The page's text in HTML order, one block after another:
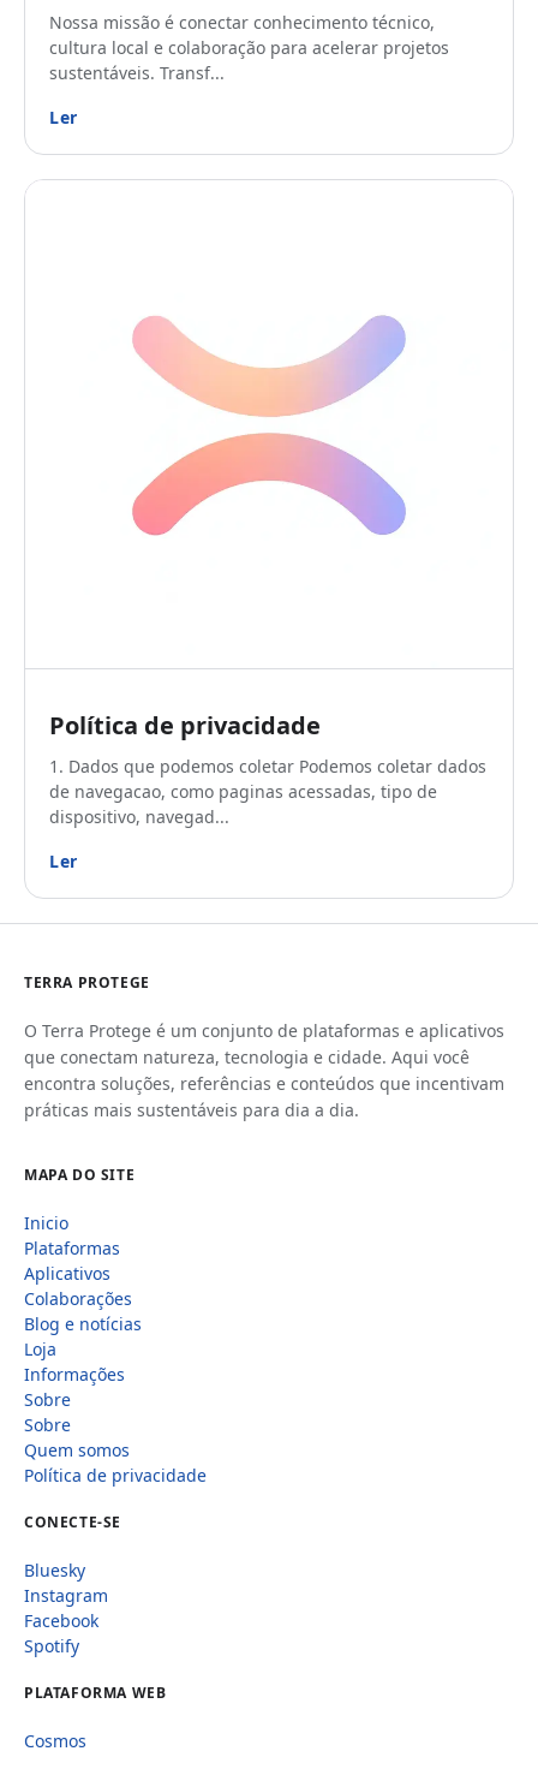
Nossa missão é conectar conhecimento técnico,
cultura local e colaboração para acelerar projetos
sustentáveis. Transf...
Ler
Política de privacidade
1. Dados que podemos coletar Podemos coletar dados
de navegacao, como paginas acessadas, tipo de
dispositivo, navegad...
Ler
TERRA PROTEGE
O Terra Protege é um conjunto de plataformas e aplicativos
que conectam natureza, tecnologia e cidade. Aqui você
encontra soluções, referências e conteúdos que incentivam
práticas mais sustentáveis para dia a dia.
MAPA DO SITE
Inicio
Plataformas
Aplicativos
Colaborações
Blog e notícias
Loja
Informações
Sobre
Sobre
Quem somos
Política de privacidade
CONECTE-SE
Bluesky
Instagram
Facebook
Spotify
PLATAFORMA WEB
Cosmos